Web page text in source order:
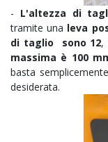
- L'altezza di
tramite una leva
di taglio sono 12,
massima è 100
basta
desiderata.